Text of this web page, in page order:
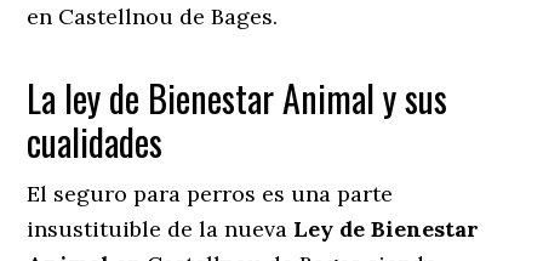
en Castellnou de Bages.
La ley de Bienestar Animal y sus
cualidades
El seguro para perros es una parte
insustituible de la nueva Ley de Bienestar